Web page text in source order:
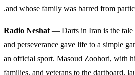
and whose family was barred from
Radio Neshat— Darts in Iran is the tale
and perseverance gave life to a simple
an official sport. Masoud Zoohori, with
families, and veterans to the dartboard,